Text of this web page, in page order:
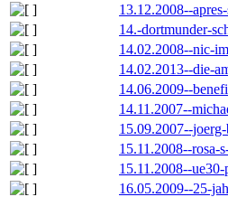
13.12.2008--
14.-dortmunder-
14.02.2008--nic-
14.02.2013--die-
14.06.2009--
14.11.2007--
15.09.2007--
15.11.2008--rosa-
15.11.2008--
16.05.2009--25-